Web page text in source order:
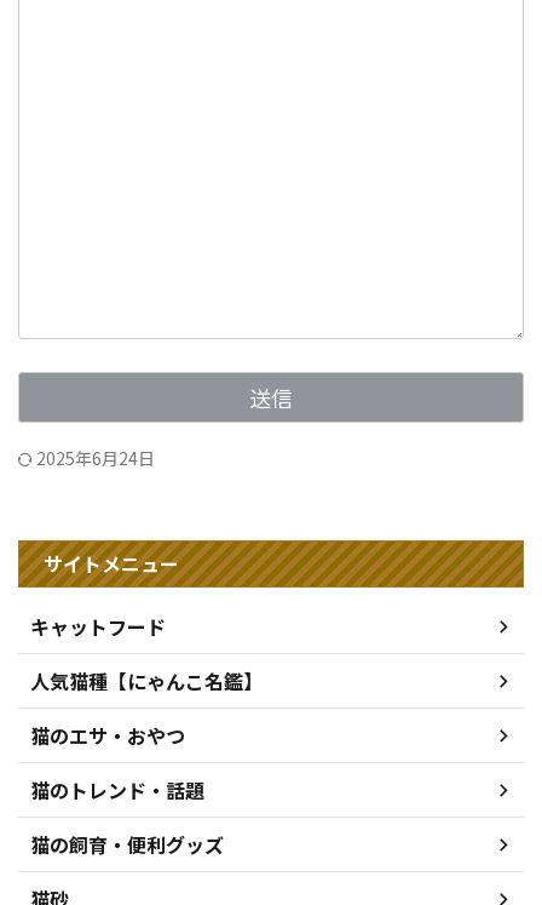
2025年6月24日
サイトメニュー
キャットフード
人気猫種【にゃんこ名鑑】
猫のエサ・おやつ
猫のトレンド・話題
猫の飼育・便利グッズ
猫砂